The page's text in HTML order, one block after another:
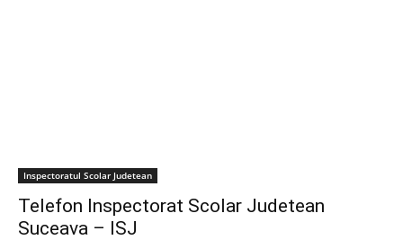
Inspectoratul Scolar Judetean
Telefon Inspectorat Scolar Judetean
Suceava – ISJ